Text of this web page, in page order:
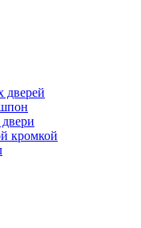
дверей
кромкой